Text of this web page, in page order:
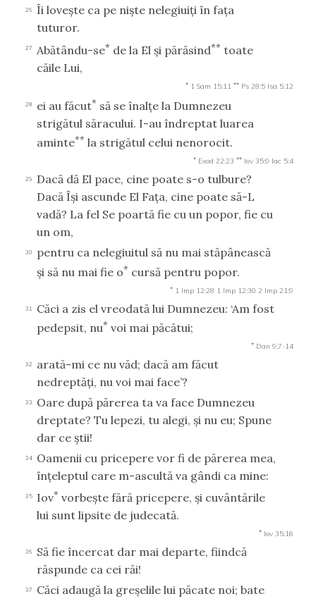
26
Îi loveşte ca pe nişte nelegiuiţi în faţa
tuturor.
27 Abătându-se* de la El şi părăsind** toate
căile Lui,
* 1 Sam 15:11 ** Ps 28:5 Isa 5:12
28 ei au făcut* să se înalţe la Dumnezeu
strigătul săracului. I-au îndreptat luarea
aminte** la strigătul celui nenorocit.
* Exod 22:23 ** Iov 35:9 Iac 5:4
29
Dacă dă El pace, cine poate s-o tulbure?
Dacă Îşi ascunde El Faţa, cine poate să-L
vadă? La fel Se poartă fie cu un popor, fie cu
un om,
30
pentru ca nelegiuitul să nu mai stăpânească
şi să nu mai fie o* cursă pentru popor.
* 1 Imp 12:28 1 Imp 12:30 2 Imp 21:9
31
Căci a zis el vreodată lui Dumnezeu: ‘Am fost
pedepsit, nu* voi mai păcătui;
* Dan 9:7-14
32
arată-mi ce nu văd; dacă am făcut
nedreptăţi, nu voi mai face’?
33
Oare după părerea ta va face Dumnezeu
dreptate? Tu lepezi, tu alegi, şi nu eu; Spune
dar ce ştii!
34
Oamenii cu pricepere vor fi de părerea mea,
înţeleptul care m-ascultă va gândi ca mine:
35 Iov* vorbeşte fără pricepere, şi cuvântările
lui sunt lipsite de judecată.
* Iov 35:16
36
Să fie încercat dar mai departe, fiindcă
răspunde ca cei răi!
37
Căci adaugă la greşelile lui păcate noi; bate